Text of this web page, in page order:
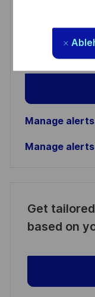
(Required)
Prüfen Sie die
persönlicher
Manage alerts
Manage alerts
Get
based on